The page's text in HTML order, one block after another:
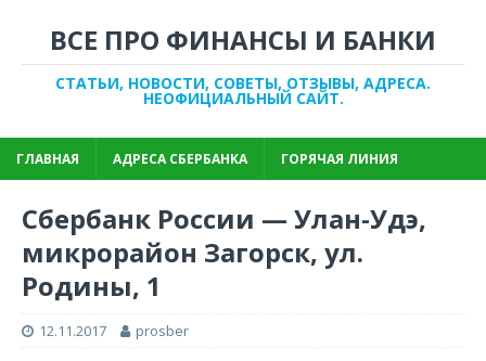
ВСЕ ПРО ФИНАНСЫ И БАНКИ
СТАТЬИ, НОВОСТИ, СОВЕТЫ, ОТЗЫВЫ, АДРЕСА.
НЕОФИЦИАЛЬНЫЙ САЙТ.
ГЛАВНАЯ АДРЕСА СБЕРБАНКА ГОРЯЧАЯ ЛИНИЯ
Сбербанк России — Улан-Удэ,
микрорайон Загорск, ул.
Родины, 1
12.11.2017 prosber